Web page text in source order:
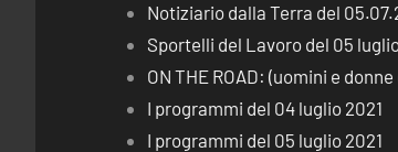
Notiziario dalla Terra del
Sportelli del Lavoro del 05
ON THE ROAD: (uomini e
I programmi del 04 luglio 2021
I programmi del 05 luglio 2021